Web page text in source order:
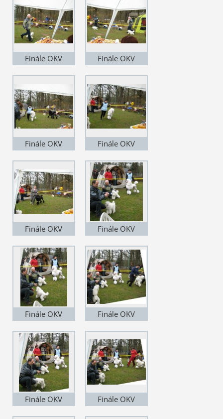
Finále OKV Finále OKV
Finále OKV Finále OKV
Finále OKV Finále OKV
Finále OKV Finále OKV
Finále OKV Finále OKV